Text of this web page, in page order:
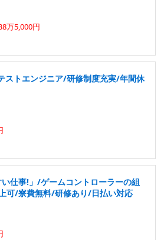
万5,000円
ストエンジニア/研修制度充実/年間休
い仕事!」/ゲームコントローラーの組
可/寮費無料/研修あり/日払い対応